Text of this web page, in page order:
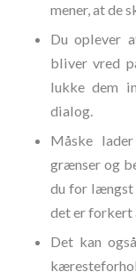
mener, at de
Du oplever
bliver vred
lukke dem
dialog.
Måske
grænser og
du for længst
det er forkert
Det kan